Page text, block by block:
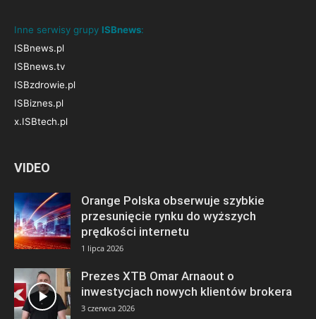
Inne serwisy grupy ISBnews:
ISBnews.pl
ISBnews.tv
ISBzdrowie.pl
ISBiznes.pl
x.ISBtech.pl
VIDEO
Orange Polska obserwuje szybkie
przesunięcie rynku do wyższych
prędkości internetu
1 lipca 2026
Prezes XTB Omar Arnaout o
inwestycjach nowych klientów brokera
3 czerwca 2026